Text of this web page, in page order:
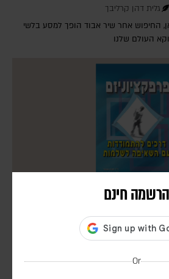
הרשמה חינם
Or
גלית דהן קרליבך
החיפוש אחר שיר אבוד הופך למסע בלשי
העולם שלנו
דינה גורדון
סווינסון בוחן מתי פרפקציוניזם מדרבן